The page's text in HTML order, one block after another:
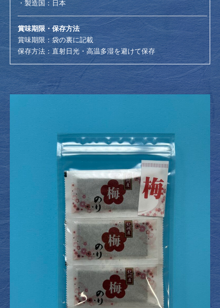
・製造国：日本
賞味期限・保存方法
賞味期限：袋の裏に記載
保存方法：直射日光・高温多湿を避けて保存